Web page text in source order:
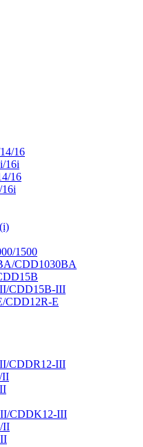
16
16i
16
16i
1500
CDD1030BA
CDD15B-III
CDD12R-E
CDDR12-III
II
CDDK12-III
II